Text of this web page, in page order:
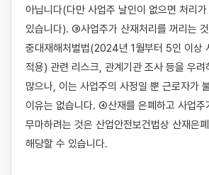
아닙니다(다만 사업주 날인이 없으면 처리
있습니다). ③사업주가 산재처리를 꺼리는
중대재해처벌법(2024년 1월부터 5인 이상
적용) 관련 리스크, 관계기관 조사 등을 우
많으나, 이는 사업주의 사정일 뿐 근로자가
이유는 없습니다. ④산재를 은폐하고 사업주
무마하려는 것은 산업안전보건법상 산재은
해당할 수 있습니다.